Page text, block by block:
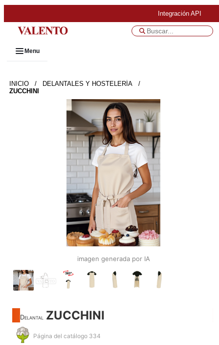
Integración API
Menu
INICIO / DELANTALES Y HOSTELERÍA
/
ZUCCHINI
imagen generada por IA
Delantal ZUCCHINI
Página del catálogo 334